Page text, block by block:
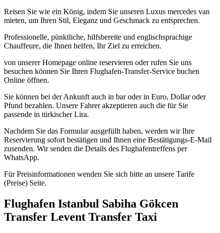
Reisen Sie wie ein König, indem Sie unseren Luxus mercedes van
mieten, um Ihren Stil, Eleganz und Geschmack zu entsprechen.
Professionelle, pünktliche, hilfsbereite und englischsprachige
Chauffeure, die Ihnen helfen, Ihr Ziel zu erreichen.
von unserer Homepage online reservieren oder rufen Sie uns
besuchen können Sie Ihren Flughafen-Transfer-Service buchen
Online öffnen.
Sie können bei der Ankunft auch in bar oder in Euro, Dollar oder
Pfund bezahlen. Unsere Fahrer akzeptieren auch die für Sie
passende in türkischer Lira.
Nachdem Sie das Formular ausgefüllt haben, werden wir Ihre
Reservierung sofort bestätigen und Ihnen eine Bestätigungs-E-Mail
zusenden. Wir senden die Details des Flughafentreffens per
WhatsApp.
Für Preisinformationen wenden Sie sich bitte an unsere Tarife
(Preise) Seite.
Flughafen Istanbul Sabiha Gökcen
Transfer Levent Transfer Taxi